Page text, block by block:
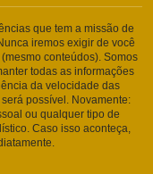
que tem a missão de
iremos exigir de você
conteúdos). Somos
todas as informações
da velocidade das
possível. Novamente:
ou qualquer tipo de
Caso isso aconteça,